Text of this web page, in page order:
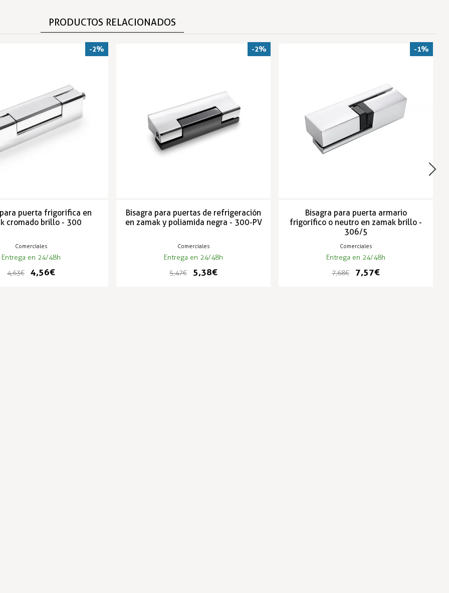
PRODUCTOS RELACIONADOS
puerta frigorífica en
cromado brillo - 300
Comerciales
Entrega en 24/48h
4,63 €
4,56 €
-2%
Bisagra para puertas de refrigeración
en zamak y poliamida negra - 300-PV
Comerciales
Entrega en 24/48h
5,47 €
5,38 €
-2%
Bisagra para puerta armario
frigorífico o neutro en zamak brillo -
306/5
Comerciales
Entrega en 24/48h
7,68 €
7,57 €
-1%